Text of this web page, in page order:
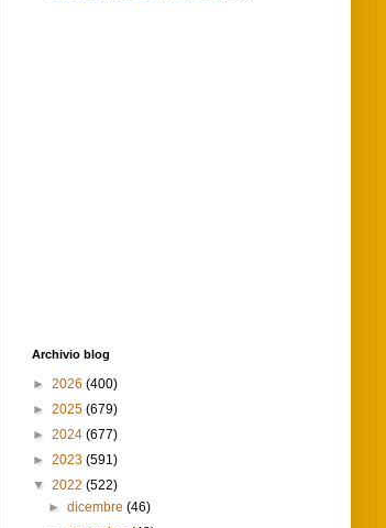
Archivio blog
► 2026 (400)
► 2025 (679)
► 2024 (677)
► 2023 (591)
▼ 2022 (522)
►dicembre(46)